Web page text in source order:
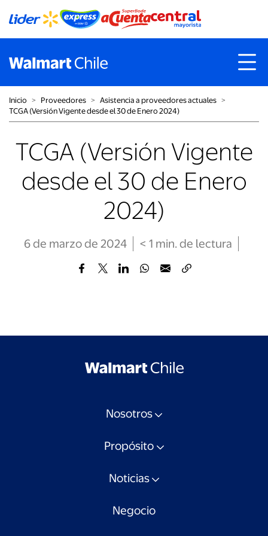
Inicio ˃ Proveedores ˃ Asistencia a proveedores actuales ˃
TCGA (Versión Vigente desde el 30 de Enero 2024)
TCGA (Versión Vigente
desde el 30 de Enero
2024)
6 de marzo de 2024 < 1 min. de lectura
Nosotros
Propósito
Noticias
Negocio